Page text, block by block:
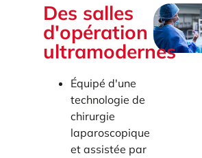
Des salles
d'opération
ultramodernes
Équipé d'une
technologie de
chirurgie
laparoscopique
et assistée par